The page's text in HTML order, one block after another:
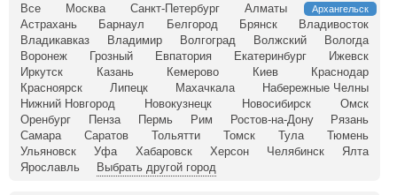
Все Москва Санкт-Петербург Алматы Архангельск
Астрахань Барнаул Белгород Брянск
Владивосток
Владикавказ
Владимир Волгоград Волжский
Вологда
Воронеж
Грозный Евпатория Екатеринбург
Ижевск
Иркутск
Казань Кемерово Киев
Краснодар
Красноярск
Липецк Махачкала
Набережные Челны
Нижний Новгород
Новокузнецк Новосибирск
Омск
Оренбург
Пенза Пермь Рим Ростов-на-Дону
Рязань
Самара
Саратов Тольятти Томск Тула
Тюмень
Ульяновск
Уфа Хабаровск Херсон Челябинск
Ялта
Ярославль
Выбрать другой город